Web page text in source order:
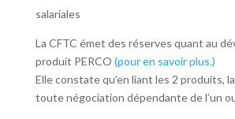
salariales
La CFTC émet des réserves quant au
produit PERCO (pour en savoir plus.)
Elle constate qu’en liant les 2 produits,
toute négociation dépendante de l’un